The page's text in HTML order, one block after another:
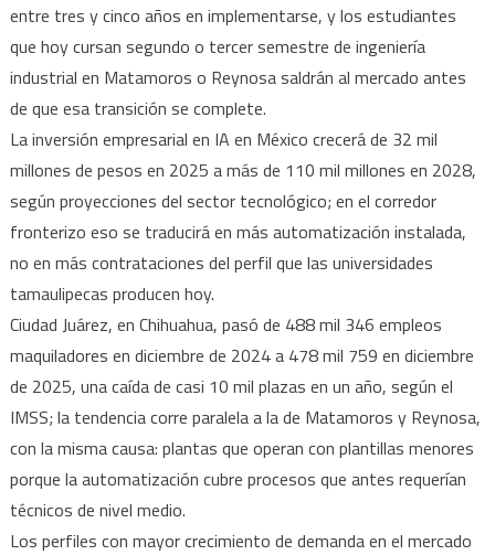
entre tres y cinco años en implementarse, y los estudiantes
que hoy cursan segundo o tercer semestre de ingeniería
industrial en Matamoros o Reynosa saldrán al mercado antes
de que esa transición se complete.
La inversión empresarial en IA en México crecerá de 32 mil
millones de pesos en 2025 a más de 110 mil millones en 2028,
según proyecciones del sector tecnológico; en el corredor
fronterizo eso se traducirá en más automatización instalada,
no en más contrataciones del perfil que las universidades
tamaulipecas producen hoy.
Ciudad Juárez, en Chihuahua, pasó de 488 mil 346 empleos
maquiladores en diciembre de 2024 a 478 mil 759 en diciembre
de 2025, una caída de casi 10 mil plazas en un año, según el
IMSS; la tendencia corre paralela a la de Matamoros y Reynosa,
con la misma causa: plantas que operan con plantillas menores
porque la automatización cubre procesos que antes requerían
técnicos de nivel medio.
Los perfiles con mayor crecimiento de demanda en el mercado